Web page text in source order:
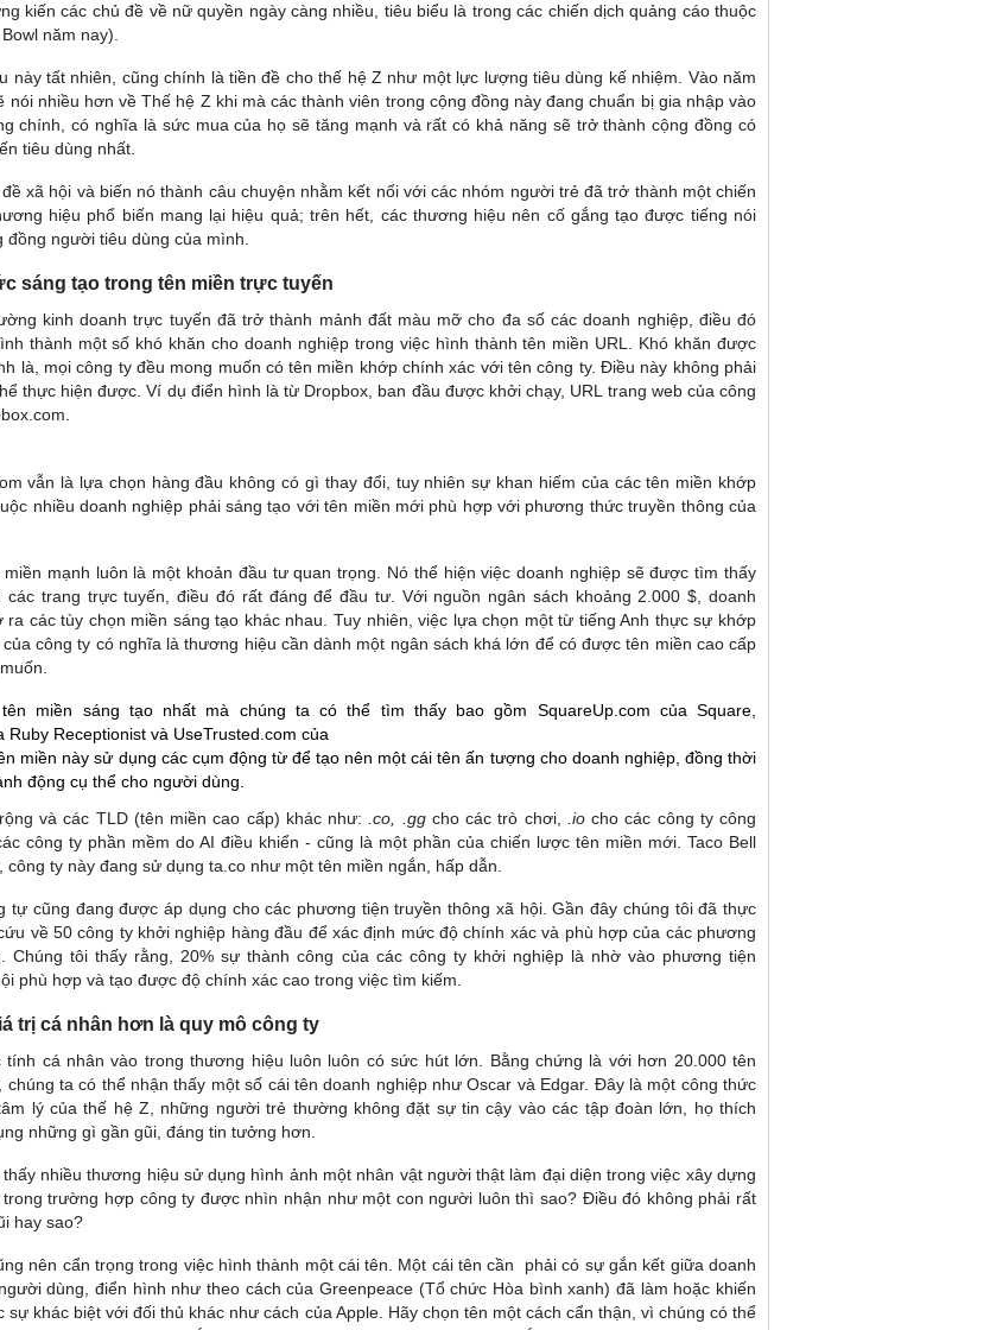
kiến ​​các chủ đề về nữ quyền ngày càng nhiều, tiêu biểu là trong các chiến dịch quảng cáo thuộc
năm nay).
này tất nhiên, cũng chính là tiền đề cho thế hệ Z như một lực lượng tiêu dùng kế nhiệm. Vào năm
nói nhiều hơn về Thế hệ Z khi mà các thành viên trong cộng đồng này đang chuẩn bị gia nhập vào
chính, có nghĩa là sức mua của họ sẽ tăng mạnh và rất có khả năng sẽ trở thành cộng đồng có
tiêu dùng nhất.
xã hội và biến nó thành câu chuyện nhằm kết nối với các nhóm người trẻ đã trở thành một chiến
hiệu phổ biến mang lại hiệu quả; trên hết, các thương hiệu nên cố gắng tạo được tiếng nói
đồng người tiêu dùng của mình.
sáng tạo trong tên miền trực tuyến
kinh doanh trực tuyến đã trở thành mảnh đất màu mỡ cho đa số các doanh nghiệp, điều đó
thành một số khó khăn cho doanh nghiệp trong việc hình thành tên miền URL. Khó khăn được
là, mọi công ty đều mong muốn có tên miền khớp chính xác với tên công ty. Điều này không phải
thực hiện được. Ví dụ điển hình là từ Dropbox, ban đầu được khởi chạy, URL trang web của công
vẫn là lựa chọn hàng đầu không có gì thay đổi, tuy nhiên sự khan hiếm của các tên miền khớp
nhiều doanh nghiệp phải sáng tạo với tên miền mới phù hợp với phương thức truyền thông của
mạnh luôn là một khoản đầu tư quan trọng. Nó thể hiện việc doanh nghiệp sẽ được tìm thấy
các trang trực tuyến, điều đó rất đáng để đầu tư. Với nguồn ngân sách khoảng 2.000 $, doanh
ra các tùy chọn miền sáng tạo khác nhau. Tuy nhiên, việc lựa chọn một từ tiếng Anh thực sự khớp
công ty có nghĩa là thương hiệu cần dành một ngân sách khá lớn để có được tên miền cao cấp
miền sáng tạo nhất mà chúng ta có thể tìm thấy bao gồm SquareUp.com của Square,
Ruby Receptionist và UseTrusted.com của
miền này sử dụng các cụm động từ để tạo nên một cái tên ấn tượng cho doanh nghiệp, đồng thời
động cụ thể cho người dùng.
và các TLD (tên miền cao cấp) khác như:
.co, .gg cho các trò chơi, .iocho các công ty công
công ty phần mềm do AI điều khiển - cũng là một phần của chiến lược tên miền mới. Taco Bell
công ty này đang sử dụng ta.co như một tên miền ngắn, hấp dẫn.
tự cũng đang được áp dụng cho các phương tiện truyền thông xã hội. Gần đây chúng tôi đã thực
về 50 công ty khởi nghiệp hàng đầu để xác định mức độ chính xác và phù hợp của các phương
Chúng tôi thấy rằng, 20% sự thành công của các công ty khởi nghiệp là nhờ vào phương tiện
phù hợp và tạo được độ chính xác cao trong việc tìm kiếm.
trị cá nhân hơn là quy mô công ty
tính cá nhân vào trong thương hiệu luôn luôn có sức hút lớn. Bằng chứng là với hơn 20.000 tên
chúng ta có thể nhận thấy một số cái tên doanh nghiệp như Oscar và Edgar. Đây là một công thức
lý của thế hệ Z, những người trẻ thường không đặt sự tin cậy vào các tập đoàn lớn, họ thích
những gì gần gũi, đáng tin tưởng hơn.
nhiều thương hiệu sử dụng hình ảnh một nhân vật người thật làm đại diện trong việc xây dựng
trường hợp công ty được nhìn nhận như một con người luôn thì sao? Điều đó không phải rất
hay sao?
nên cẩn trọng trong việc hình thành một cái tên. Một cái tên cần phải có sự gắn kết giữa doanh
dùng, điển hình như theo cách của Greenpeace (Tổ chức Hòa bình xanh) đã làm hoặc khiến
sự khác biệt với đối thủ khác như cách của Apple. Hãy chọn tên một cách cẩn thận, vì chúng có thể